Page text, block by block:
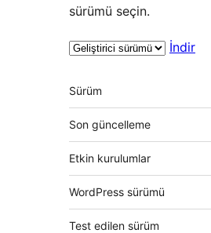
sürümü seçin.
İndir
Meta
Sürüm
Son güncelleme
Etkin kurulumlar
WordPress sürümü
Test edilen sürüm